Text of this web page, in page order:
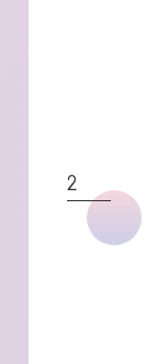
2